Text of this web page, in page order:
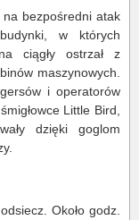
bezpośredni atak
w których
ciągły ostrzał z
maszynowych.
i operatorów
Little Bird,
dzięki goglom
Około godz.